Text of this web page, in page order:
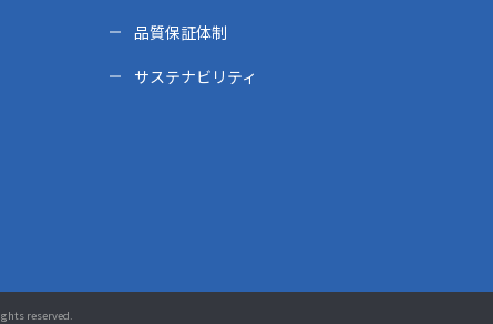
品質保証体制
サステナビリティ
reserved.